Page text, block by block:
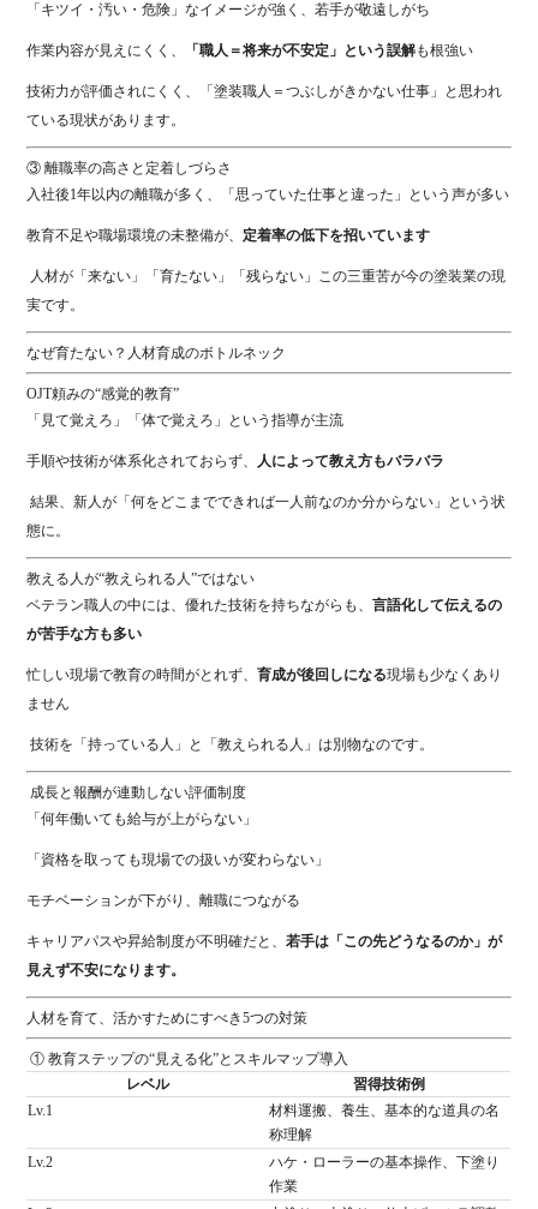
「キツイ・汚い・危険」なイメージが強く、若手が敬遠しがち
作業内容が見えにくく、 「職人＝将来が不安定」という誤解も根強い
技術力が評価されにくく、「塗装職人＝つぶしがきかない仕事」と思われ
ている現状があります。
③ 離職率の高さと定着しづらさ
入社後1年以内の離職が多く、「思っていた仕事と違った」という声が多い
教育不足や職場環境の未整備が、 定着率の低下を招いています
人材が「来ない」「育たない」「残らない」この三重苦が今の塗装業の現
実です。
なぜ育たない？人材育成のボトルネック
OJT頼みの“感覚的教育”
「見て覚えろ」「体で覚えろ」という指導が主流
手順や技術が体系化されておらず、 人によって教え方もバラバラ
結果、新人が「何をどこまでできれば一人前なのか分からない」という状
態に。
教える人が“教えられる人”ではない
ベテラン職人の中には、優れた技術を持ちながらも、言語化して伝えるの
が苦手な方も多い
忙しい現場で教育の時間がとれず、育成が後回しになる現場も少なくあり
ません
技術を「持っている人」と「教えられる人」は別物なのです。
成長と報酬が連動しない評価制度
「何年働いても給与が上がらない」
「資格を取っても現場での扱いが変わらない」
モチベーションが下がり、離職につながる
キャリアパスや昇給制度が不明確だと、若手は「この先どうなるのか」が
見えず不安になります。
人材を育て、活かすためにすべき5つの対策
① 教育ステップの“見える化”とスキルマップ導入
レベル
習得技術例
Lv.1
材料運搬、養生、基本的な道具の名
称理解
Lv.2
ハケ・ローラーの基本操作、下塗り
作業